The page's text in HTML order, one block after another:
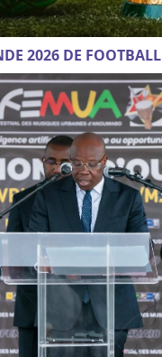
2026 DE FOOTBALL